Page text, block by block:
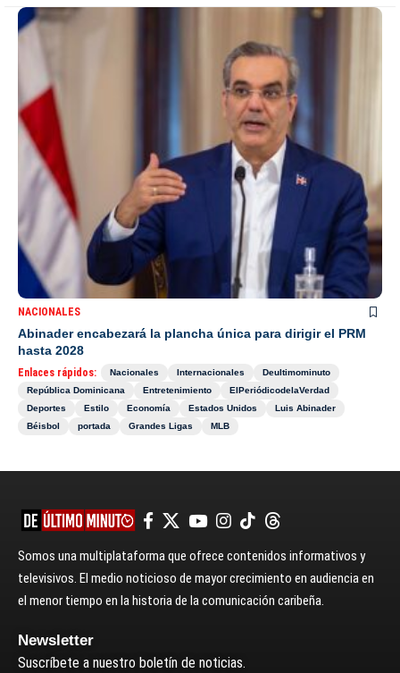
NACIONALES
Abinader encabezará la plancha única para dirigir el PRM
hasta 2028
Enlaces rápidos: Nacionales Internacionales
Deultimominuto
República Dominicana
Entretenimiento
ElPeriódicodelaVerdad
Deportes
Estilo Economía Estados Unidos
Luis Abinader
Béisbol
portada Grandes Ligas MLB
Somos una multiplataforma que ofrece contenidos informativos y
televisivos. El medio noticioso de mayor crecimiento en audiencia en
el menor tiempo en la historia de la comunicación caribeña.
Newsletter
Suscríbete a nuestro boletín de noticias.